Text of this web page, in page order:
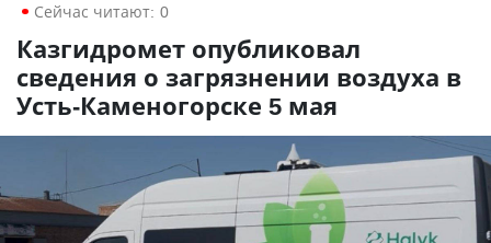
Сейчас читают: 0
Казгидромет опубликовал
сведения о загрязнении воздуха в
Усть-Каменогорске 5 мая